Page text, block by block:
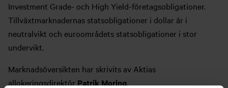
Investment Grade- och High Yield-företagsobligationer.
Tillväxtmarknadernas statsobligationer i dollar är i
neutralvikt och euroområdets statsobligationer i stor
undervikt.
Marknadsöversikten har skrivits av Aktias
allokeringsdirektör Patrik Moring.